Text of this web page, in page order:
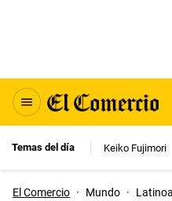
Temas del día Keiko Fujimori
El Comercio · Mundo ·